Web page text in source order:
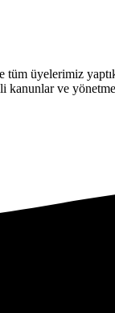
üyelerimiz
ve